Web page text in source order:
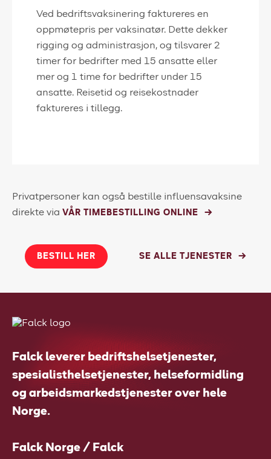
Ved bedriftsvaksinering faktureres en
oppmøtepris per vaksinatør. Dette dekker
rigging og administrasjon, og tilsvarer 2
timer for bedrifter med 15 ansatte eller
mer og 1 time for bedrifter under 15
ansatte. Reisetid og reisekostnader
faktureres i tillegg.
Privatpersoner kan også bestille influensavaksine
direkte via VÅR TIMEBESTILLING ONLINE
BESTILL HER SE ALLE TJENESTER
Falck leverer bedriftshelsetjenester,
spesialisthelsetjenester, helseformidling
og arbeidsmarkedstjenester over hele
Norge.
Falck Norge / Falck